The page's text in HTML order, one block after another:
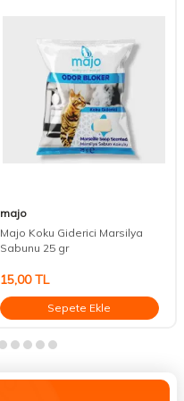
majo
Majo Koku Giderici Marsilya
Sabunu 25 gr
15,00TL
Sepete Ekle